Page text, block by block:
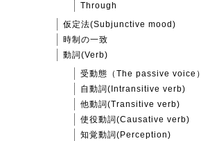
Through
仮定法(Subjunctive mood)
時制の一致
動詞(Verb)
受動態（The passive voice）
自動詞(Intransitive verb)
他動詞(Transitive verb)
使役動詞(Causative verb)
知覚動詞(Perception)